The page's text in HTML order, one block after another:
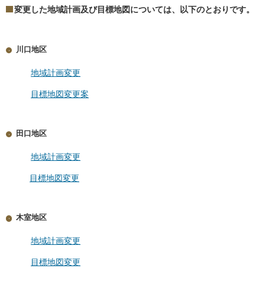
変更した地域計画及び目標地図については、以下のとおりです。
川口地区
地域計画変更
目標地図変更案
田口地区
地域計画変更
目標地図変更
木室地区
地域計画変更
目標地図変更